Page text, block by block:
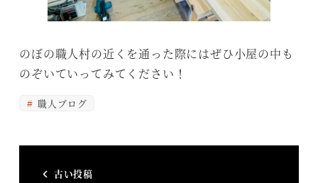
のぼの職人村の近くを通った際にはぜひ小屋の中も
のぞいていってみてください！
職人ブログ
古い投稿